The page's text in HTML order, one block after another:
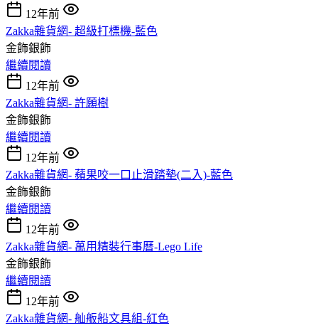
12年前
Zakka雜貨網- 超級打標機-藍色
金飾銀飾
繼續閱讀
12年前
Zakka雜貨網- 許願樹
金飾銀飾
繼續閱讀
12年前
Zakka雜貨網- 蘋果咬一口止滑踏墊(二入)-藍色
金飾銀飾
繼續閱讀
12年前
Zakka雜貨網- 萬用精裝行事曆-Lego Life
金飾銀飾
繼續閱讀
12年前
Zakka雜貨網- 舢舨船文具組-紅色